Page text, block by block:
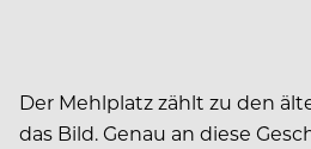
Der Mehlplatz zählt zu den
das Bild. Genau an diese